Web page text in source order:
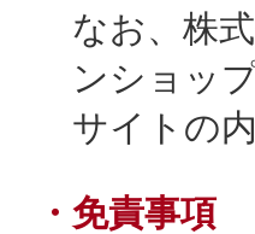
ご利用ガ
よくある
なお、株
ンショッ
サイトの
・免責事項